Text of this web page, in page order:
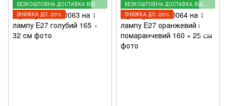
БЕЗКОШТОВНА ДОСТАВКА ВІД 2000 ГРН
ЗНИЖКА ДО -20%
БЕЗКОШТОВНА ДОСТАВКА ВІД 2000 ГРН
ЗНИЖКА ДО -20%